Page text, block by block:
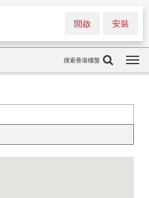
安裝
開啟
搜索香港樓盤